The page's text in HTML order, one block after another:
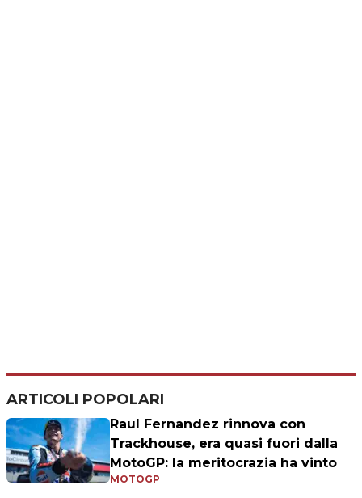
ARTICOLI POPOLARI
Raul Fernandez rinnova con
Trackhouse, era quasi fuori dalla
MotoGP: la meritocrazia ha vinto
MOTOGP